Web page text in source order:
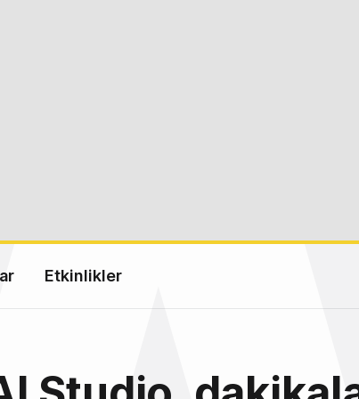
Etkinlikler